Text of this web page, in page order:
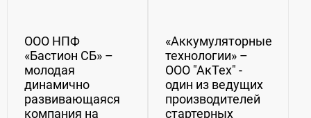
ООО НПФ
«Бастион СБ» –
молодая
динамично
развивающаяся
компания на
«Аккумуляторные
технологии» –
ООО "АкТех" -
один из ведущих
производителей
стартерных